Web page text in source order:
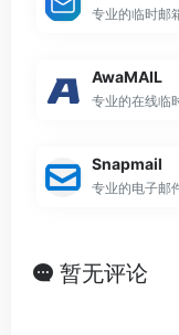
AwaMAIL
Snapmail
暂无评论